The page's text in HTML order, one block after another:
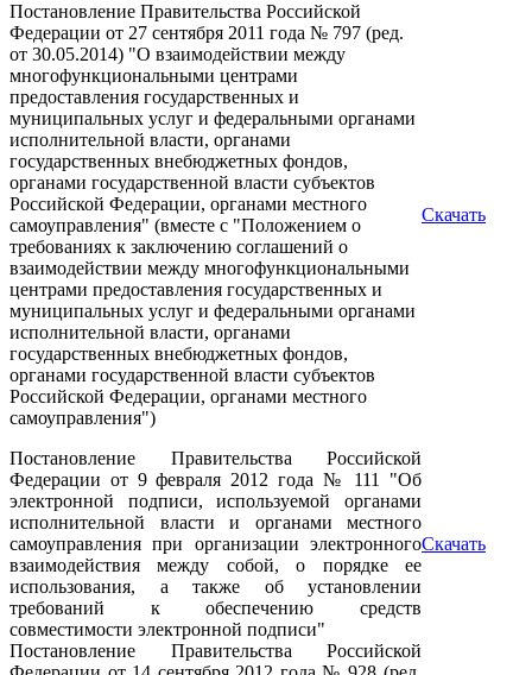
Постановление Правительства Российской
Федерации от 27 сентября 2011 года № 797 (ред.
от 30.05.2014) "О взаимодействии между
многофункциональными центрами
предоставления государственных и
муниципальных услуг и федеральными органами
исполнительной власти, органами
государственных внебюджетных фондов,
органами государственной власти субъектов
Российской Федерации, органами местного
самоуправления" (вместе с "Положением о
требованиях к заключению соглашений о
взаимодействии между многофункциональными
центрами предоставления государственных и
муниципальных услуг и федеральными органами
исполнительной власти, органами
государственных внебюджетных фондов,
органами государственной власти субъектов
Российской Федерации, органами местного
самоуправления")
Скачать
Постановление Правительства Российской
Федерации от 9 февраля 2012 года № 111 "Об
электронной подписи, используемой органами
исполнительной власти и органами местного
самоуправления при организации электронного
взаимодействия между собой, о порядке ее
использования, а также об установлении
требований к обеспечению средств
совместимости электронной подписи"
Скачать
Постановление Правительства Российской